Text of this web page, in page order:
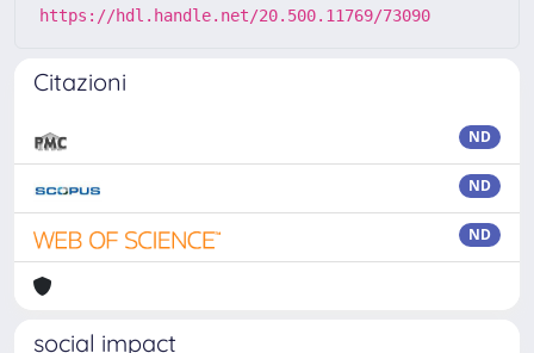
https://hdl.handle.net/20.500.11769/73090
Citazioni
ND
ND
ND
social impact